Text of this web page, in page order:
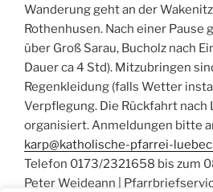
Wanderung geht an der
Rothenhusen. Nach einer Pause
über Groß Sarau, Bucholz nach
Dauer ca 4 Std). Mitzubringen
Regenkleidung (falls Wetter
Verpflegung. Die Rückfahrt nach
organisiert. Anmeldungen bitte
karp@katholische-pfarrei-
Telefon 0173/2321658 bis zum
Peter Weideann |